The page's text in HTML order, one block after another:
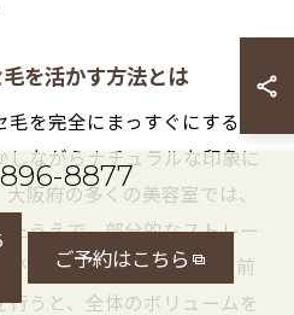
を活かす方法とは
を完全にまっすぐにするだ
しながらナチュラルな印象に
阪府の多くの美容室では、
うえで、部分的なストレー
が増えています。たとえば前
うと、全体のボリュームを
8877
ご予約はこちら